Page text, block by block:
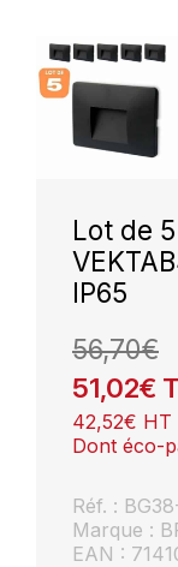
Lot de
IP65
56,70€
51,02€
42,52€ HT
Dont éco-
Réf. :
Marque :
EAN :